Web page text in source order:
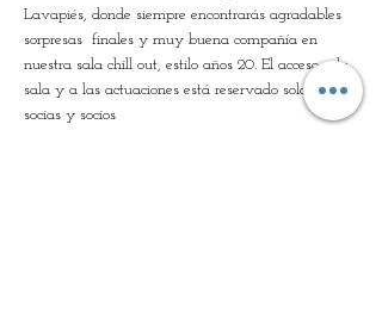
Lavapiés, donde siempre encontrarás agradables
sorpresas  finales y muy buena compañía en
nuestra sala chill out, estilo años 20. El acceso a la
sala y a las actuaciones está reservado solo para
socias y socios